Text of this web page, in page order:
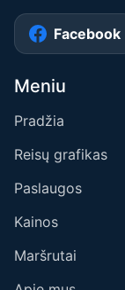
Facebook
Meniu
Pradžia
Reisų grafikas
Paslaugos
Kainos
Maršrutai